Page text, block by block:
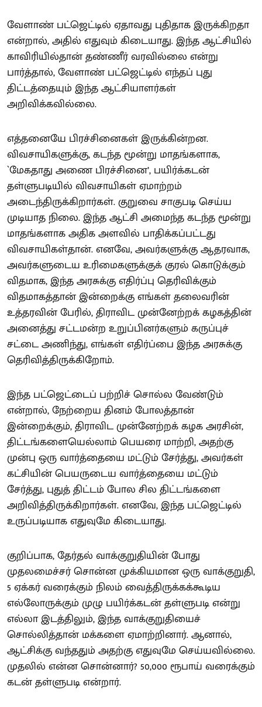
வேளாண் பட்ஜெட்டில் ஏதாவது புதிதாக இருக்கிறதா
என்றால், அதில் எதுவும் கிடையாது. இந்த ஆட்சியில்
காவிரியில்தான் தண்ணீர் வரவில்லை என்று
பார்த்தால், வேளாண் பட்ஜெட்டில் எந்தப் புது
திட்டத்தையும் இந்த ஆட்சியாளர்கள்
அறிவிக்கவில்லை.
எத்தனையே பிரச்சினைகள் இருக்கின்றன.
விவசாயிகளுக்கு, கடந்த மூன்று மாதங்களாக,
`மேகதாது அணை பிரச்சினை’, பயிர்க்கடன்
தள்ளுபடியில் விவசாயிகள் ஏமாற்றம்
அடைந்திருக்கிறார்கள். குறுவை சாகுபடி செய்ய
முடியாத நிலை. இந்த ஆட்சி அமைந்த கடந்த மூன்று
மாதங்களாக அதிக அளவில் பாதிக்கப்பட்டது
விவசாயிகள்தான். எனவே, அவர்களுக்கு ஆதரவாக,
அவர்களுடைய உரிமைகளுக்குக் குரல் கொடுக்கும்
விதமாக, இந்த அரசுக்கு எதிர்ப்பு தெரிவிக்கும்
விதமாகத்தான் இன்றைக்கு எங்கள் தலைவரின்
உத்தரவின் பேரில், திராவிட முன்னேற்றக் கழகத்தின்
அனைத்து சட்டமன்ற உறுப்பினர்களும் கருப்புச்
சட்டை அணிந்து, எங்கள் எதிர்ப்பை இந்த அரசுக்கு
தெரிவித்திருக்கிறோம்.
இந்த பட்ஜெட்டைப் பற்றிச் சொல்ல வேண்டும்
என்றால், நேற்றைய தினம் போலத்தான்
இன்றைக்கும், திராவிட முன்னேற்றக் கழக அரசின்,
திட்டங்களையெல்லாம் பெயரை மாற்றி, அதற்கு
முன்பு ஒரு வார்த்தையை மட்டும் சேர்த்து, அவர்கள்
கட்சியின் பெயருடைய வார்த்தையை மட்டும்
சேர்த்து, புதுத் திட்டம் போல சில திட்டங்களை
அறிவித்திருக்கிறார்கள். எனவே, இந்த பட்ஜெட்டில்
உருப்படியாக எதுவுமே கிடையாது.
குறிப்பாக, தேர்தல் வாக்குறுதியின் போது
முதலமைச்சர் சொன்ன முக்கியமான ஒரு வாக்குறுதி,
5 ஏக்கர் வரைக்கும் நிலம் வைத்திருக்கக்கூடிய
எல்லோருக்கும் முழு பயிர்க்கடன் தள்ளுபடி என்று
எல்லா இடத்திலும், இந்த வாக்குறுதியைச்
சொல்லித்தான் மக்களை ஏமாற்றினார். ஆனால்,
ஆட்சிக்கு வந்ததும் அதற்கு எதுவுமே செய்யவில்லை.
முதலில் என்ன சொன்னார்? 50,000 ரூபாய் வரைக்கும்
கடன் தள்ளுபடி என்றார்.